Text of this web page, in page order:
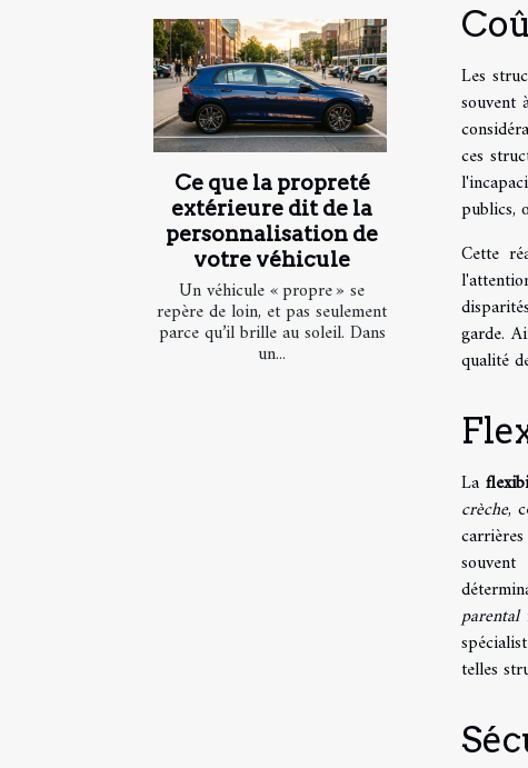
Ce que la propreté
extérieure dit de la
personnalisation de
votre véhicule
Un véhicule « propre » se
repère de loin, et pas seulement
parce qu’il brille au soleil. Dans
un...
Les
souvent
ces
publics,
Cette
garde.
qualité
La
crèche,
parental
telles